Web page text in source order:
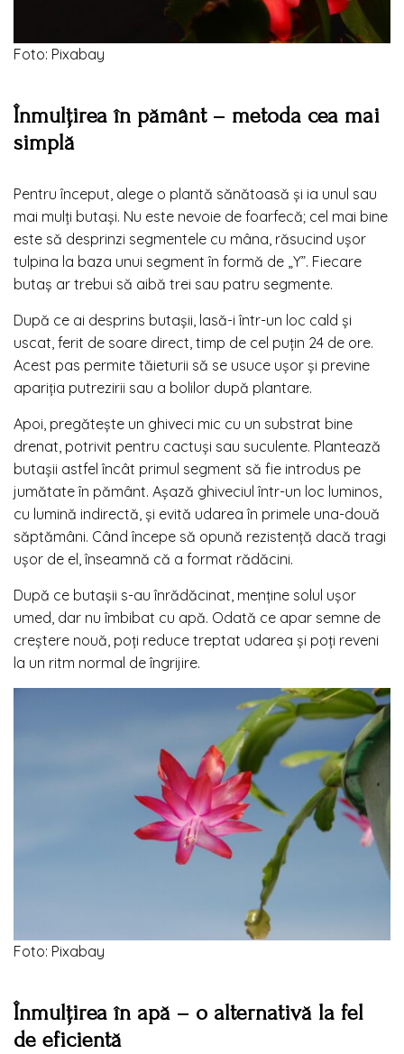
Foto: Pixabay
Înmulțirea în pământ – metoda cea mai
simplă
Pentru început, alege o plantă sănătoasă și ia unul sau
mai mulți butași. Nu este nevoie de foarfecă; cel mai bine
este să desprinzi segmentele cu mâna, răsucind ușor
tulpina la baza unui segment în formă de „Y”. Fiecare
butaș ar trebui să aibă trei sau patru segmente.
După ce ai desprins butașii, lasă-i într-un loc cald și
uscat, ferit de soare direct, timp de cel puțin 24 de ore.
Acest pas permite tăieturii să se usuce ușor și previne
apariția putrezirii sau a bolilor după plantare.
Apoi, pregătește un ghiveci mic cu un substrat bine
drenat, potrivit pentru cactuși sau suculente. Plantează
butașii astfel încât primul segment să fie introdus pe
jumătate în pământ. Așază ghiveciul într-un loc luminos,
cu lumină indirectă, și evită udarea în primele una-două
săptămâni. Când începe să opună rezistență dacă tragi
ușor de el, înseamnă că a format rădăcini.
După ce butașii s-au înrădăcinat, menține solul ușor
umed, dar nu îmbibat cu apă. Odată ce apar semne de
creștere nouă, poți reduce treptat udarea și poți reveni
la un ritm normal de îngrijire.
Foto: Pixabay
Înmulțirea în apă – o alternativă la fel
de eficientă